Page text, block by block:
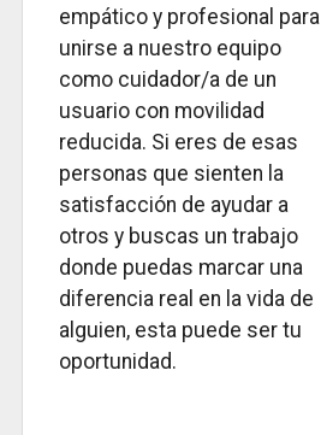
empático y profesional para
unirse a nuestro equipo
como cuidador/a de un
usuario con movilidad
reducida. Si eres de esas
personas que sienten la
satisfacción de ayudar a
otros y buscas un trabajo
donde puedas marcar una
diferencia real en la vida de
alguien, esta puede ser tu
oportunidad.